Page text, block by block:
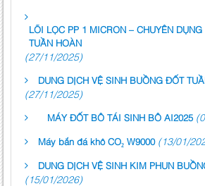
LÕI LỌC PP 1 MICRON – CHUYÊN
TUẦN HOÀN
(27/11/2025)
DUNG DỊCH VỆ SINH BUỒNG ĐỐT
(27/11/2025)
MÁY ĐỐT BÔ TÁI SINH BÔ AI2025
Máy bắn đá khô CO₂ W9000 (13/01/
DUNG DỊCH VỆ SINH KIM PHUN
(15/01/2026)